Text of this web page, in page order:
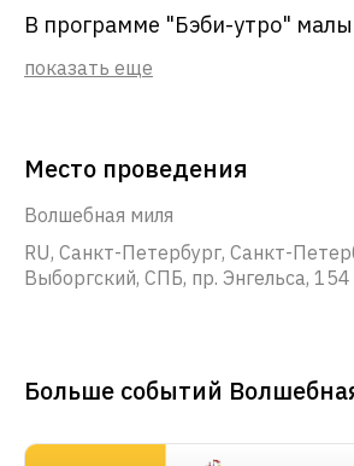
В программе "Бэби-утро"
показать еще
Место проведения
Волшебная миля
RU, Санкт-Петербург, Санкт-
Выборгский, СПБ, пр. Энгельса, 154
Больше событий